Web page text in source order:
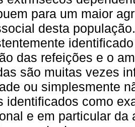
para um maior
desta
das refeições e o
são muitas vezes
ou simplesmente
identificados como
e em particular da